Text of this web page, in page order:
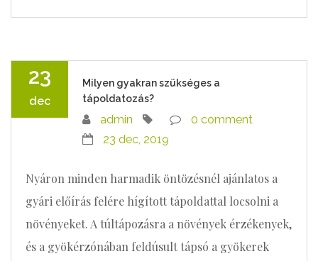
23
dec
Milyen gyakran szükséges a
tápoldatozás?
admin
0 comment
23 dec, 2019
Nyáron minden harmadik öntözésnél ajánlatos a
gyári előírás felére hígított tápoldattal locsolni a
növényeket. A túltápozásra a növények érzékenyek,
és a gyökérzónában feldúsult tápsó a gyökerek